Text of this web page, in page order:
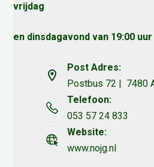
vrijdag
en dinsdagavond van 19:00
Post Adres:
Postbus 72 | 7480
Telefoon:
053 57 24 833
Website:
www.nojg.nl